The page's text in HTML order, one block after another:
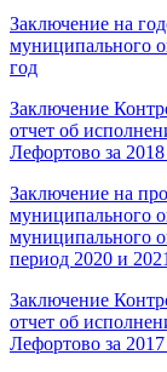
Заключение на
муниципального
год
Заключение
отчет об
Лефортово за
Заключение на
муниципального
муниципального
период 2020 и
Заключение
отчет об
Лефортово за 2017